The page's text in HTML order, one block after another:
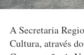
A Secretaria
Cultura, através